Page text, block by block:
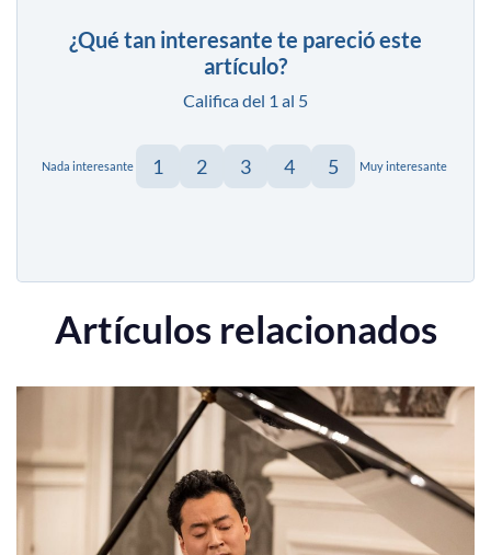
¿Qué tan interesante te pareció este
artículo?
Califica del 1 al 5
Nada interesante 1 2 3 4 5 Muy interesante
Artículos relacionados